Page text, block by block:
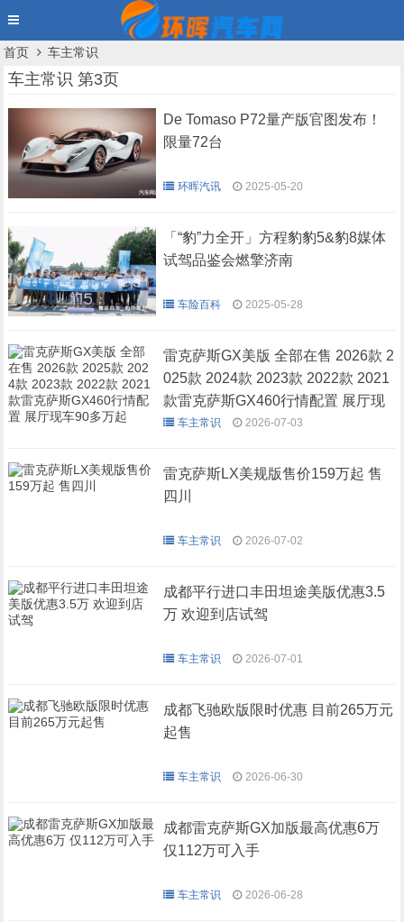
首页 车主常识
车主常识 第3页
De Tomaso P72量产版官图发布！
限量72台
环晖汽讯 2025-05-20
「“豹”力全开」方程豹豹5&豹8媒体
试驾品鉴会燃擎济南
车险百科 2025-05-28
雷克萨斯GX美版 全部在售 2026款 2
025款 2024款 2023款 2022款 2021
款雷克萨斯GX460行情配置 展厅现
车90多万起
车主常识 2026-07-03
雷克萨斯LX美规版售价159万起 售
四川
车主常识 2026-07-02
成都平行进口丰田坦途美版优惠3.5
万 欢迎到店试驾
车主常识 2026-07-01
成都飞驰欧版限时优惠 目前265万元
起售
车主常识 2026-06-30
成都雷克萨斯GX加版最高优惠6万
仅112万可入手
车主常识 2026-06-28